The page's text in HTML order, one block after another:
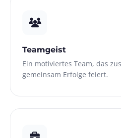
Teamgeist
Ein motiviertes Team, das
gemeinsam Erfolge feiert.